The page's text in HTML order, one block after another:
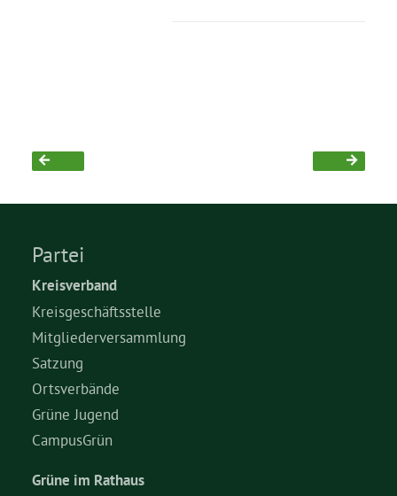
Termine
Partei
Kreisverband
Kreisgeschäftsstelle
Mitgliederversammlung
Satzung
Ortsverbände
Grüne Jugend
CampusGrün
Grüne im Rathaus